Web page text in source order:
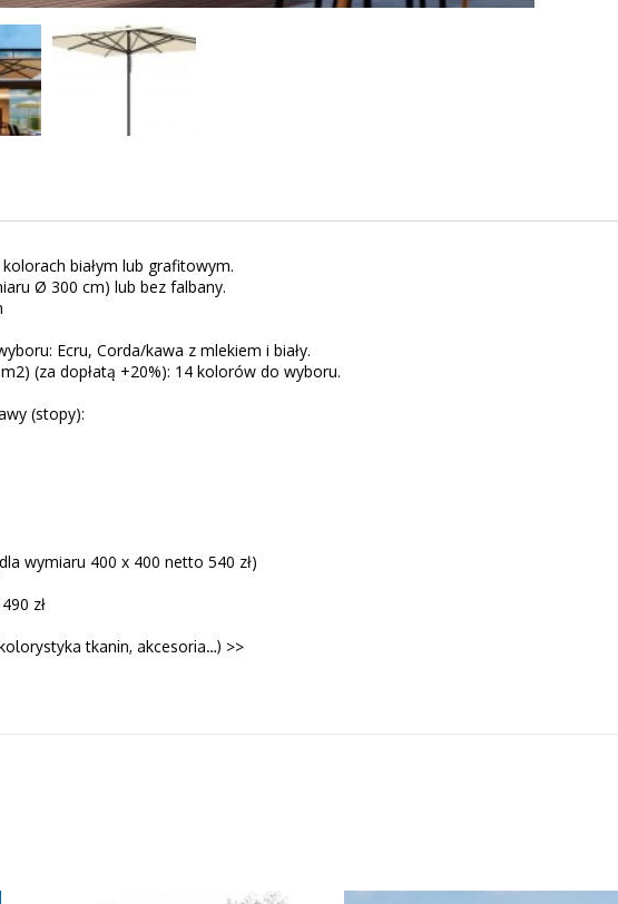
białym lub grafitowym.
Ø 300 cm) lub bez falbany.
Ecru, Corda/kawa z mlekiem i biały.
(za dopłatą +20%): 14 kolorów do wyboru.
(stopy):
wymiaru 400 x 400 netto 540 zł)
zł
tkanin, akcesoria…) >>